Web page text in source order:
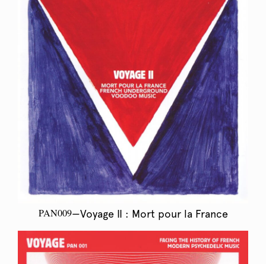
PAN009—Voyage II : Mort pour la France